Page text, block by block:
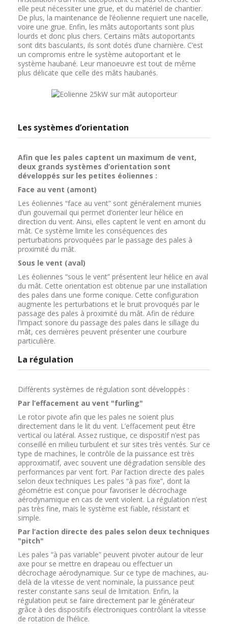
elle peut nécessiter une grue, et du matériel de chantier.
De plus, la maintenance de l’éolienne requiert une nacelle,
voire une grue. Enfin, les mâts autoportants sont plus
lourds et donc plus chers. Certains mâts autoportants
sont dits basculants, ils sont dotés d’une charnière. C’est
un compromis entre le système autoportant et le
système haubané. Leur manoeuvre est tout de même
plus délicate que celle des mâts haubanés.
Les systèmes d’orientation
Afin que les pales captent un maximum de vent,
deux grands systèmes d’orientation sont
développés sur les petites éoliennes :
Face au vent (amont)
Les éoliennes “face au vent” sont généralement munies
d’un gouvernail qui permet d’orienter leur hélice en
direction du vent. Ainsi, elles captent le vent en amont du
mât. Ce système limite les conséquences des
perturbations provoquées par le passage des pales à
proximité du mât.
Sous le vent (aval)
Les éoliennes “sous le vent” présentent leur hélice en aval
du mât. Cette orientation est obtenue par une installation
des pales dans une forme conique. Cette configuration
augmente les perturbations et le bruit provoqués par le
passage des pales à proximité du mât. Afin de réduire
l’impact sonore du passage des pales dans le sillage du
mât, ces dernières peuvent présenter une courbure
particulière.
La régulation
Différents systèmes de régulation sont développés :
Par l’effacement au vent "furling"
Le rotor pivote afin que les pales ne soient plus
directement dans le lit du vent. L’effacement peut être
vertical ou latéral. Assez rustique, ce dispositif n’est pas
conseillé en milieu turbulent et sur sites très ventés. Sur ce
type de machines, le contrôle de la puissance est très
approximatif, avec souvent une dégradation sensible des
performances par vent fort. Par l’action directe des pales
selon deux techniques Les pales “à pas fixe”, dont la
géométrie est conçue pour favoriser le décrochage
aérodynamique en cas de vent violent. La régulation n’est
pas très fine, mais le système est fiable, résistant et
simple.
Par l’action directe des pales selon deux techniques
"pitch"
Les pales “à pas variable” peuvent pivoter autour de leur
axe pour se mettre en drapeau ou effectuer un
décrochage aérodynamique. Sur ce type de machines, au-
delà de la vitesse de vent nominale, la puissance peut
rester constante sans seuil de limitation. Enfin, la
régulation peut se faire directement par le générateur
grâce à des dispositifs électroniques contrôlant la vitesse
de rotation de l’hélice.